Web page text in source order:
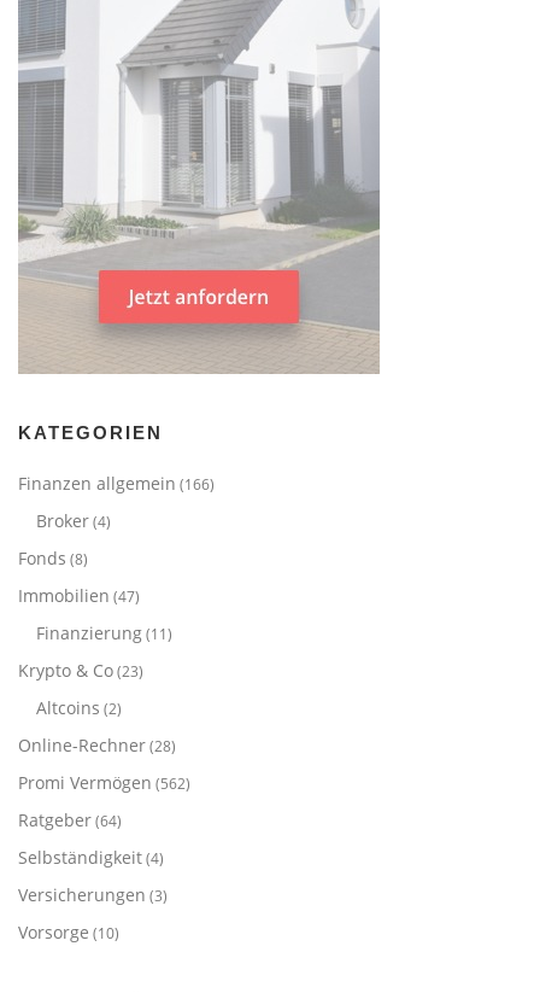
KATEGORIEN
Finanzen allgemein (166)
Broker(4)
Fonds (8)
Immobilien (47)
Finanzierung(11)
Krypto & Co(23)
Altcoins (2)
Online-Rechner(28)
Promi Vermögen (562)
Ratgeber(64)
Selbständigkeit(4)
Versicherungen (3)
Vorsorge (10)